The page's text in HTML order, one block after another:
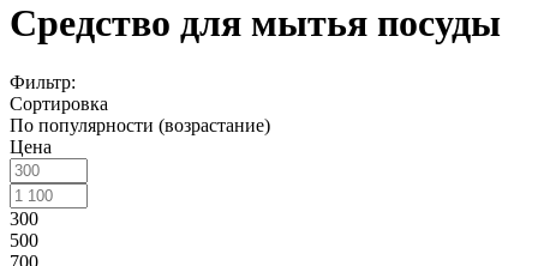
Средство для мытья посуды
Фильтр:
Сортировка
По популярности (возрастание)
Цена
300
500
700